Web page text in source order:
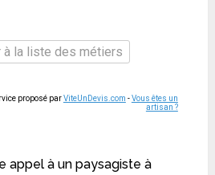
à la liste des métiers
proposé parViteUnDevis.com -Vous êtes un
artisan ?
appel à un paysagiste à